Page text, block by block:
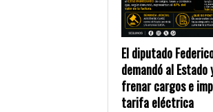
El diputado
demandó al Estado
frenar cargos e
tarifa eléctrica